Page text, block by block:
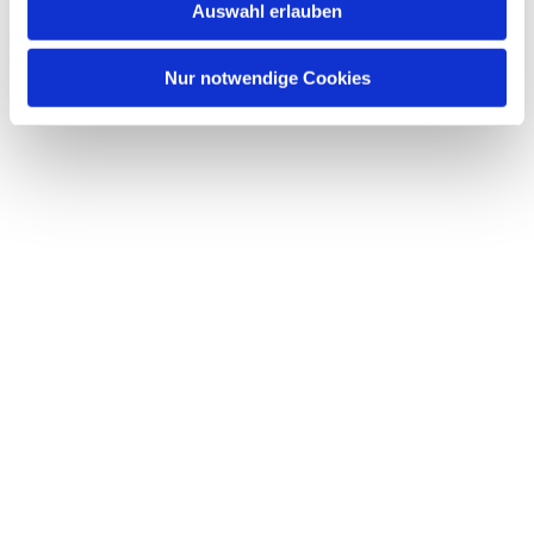
Auswahl erlauben
Nur notwendige Cookies